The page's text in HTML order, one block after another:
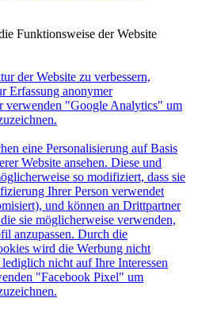
Funktionsweise der Website
der Website zu verbessern,
Erfassung anonymer
verwenden "Google Analytics" um
eine Personalisierung auf Basis
Website ansehen. Diese und
so modifiziert, dass sie
Ihrer Person verwendet
und können an Drittpartner
sie möglicherweise verwenden,
anzupassen. Durch die
wird die Werbung nicht
nicht auf Ihre Interessen
"Facebook Pixel" um